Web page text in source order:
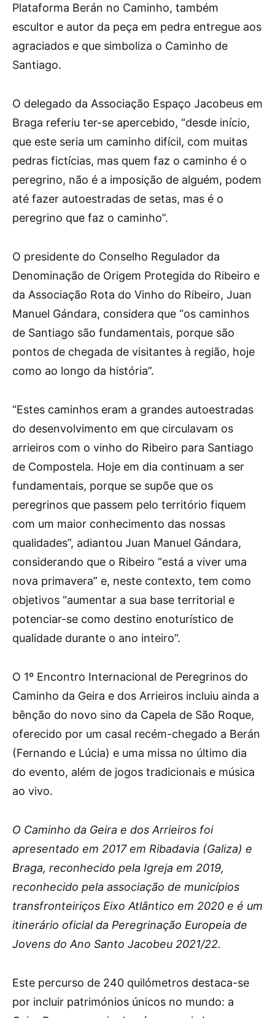
Plataforma Berán no Caminho, também
escultor e autor da peça em pedra entregue aos
agraciados e que simboliza o Caminho de
Santiago.
O delegado da Associação Espaço Jacobeus em
Braga referiu ter-se apercebido, “desde início,
que este seria um caminho difícil, com muitas
pedras fictícias, mas quem faz o caminho é o
peregrino, não é a imposição de alguém, podem
até fazer autoestradas de setas, mas é o
peregrino que faz o caminho”.
O presidente do Conselho Regulador da
Denominação de Origem Protegida do Ribeiro e
da Associação Rota do Vinho do Ribeiro, Juan
Manuel Gándara, considera que “os caminhos
de Santiago são fundamentais, porque são
pontos de chegada de visitantes à região, hoje
como ao longo da história”.
“Estes caminhos eram a grandes autoestradas
do desenvolvimento em que circulavam os
arrieiros com o vinho do Ribeiro para Santiago
de Compostela. Hoje em dia continuam a ser
fundamentais, porque se supõe que os
peregrinos que passem pelo território fiquem
com um maior conhecimento das nossas
qualidades”, adiantou Juan Manuel Gándara,
considerando que o Ribeiro “está a viver uma
nova primavera” e, neste contexto, tem como
objetivos “aumentar a sua base territorial e
potenciar-se como destino enoturístico de
qualidade durante o ano inteiro”.
O 1º Encontro Internacional de Peregrinos do
Caminho da Geira e dos Arrieiros incluiu ainda a
bênção do novo sino da Capela de São Roque,
oferecido por um casal recém-chegado a Berán
(Fernando e Lúcia) e uma missa no último dia
do evento, além de jogos tradicionais e música
ao vivo.
O Caminho da Geira e dos Arrieiros foi
apresentado em 2017 em Ribadavia (Galiza) e
Braga, reconhecido pela Igreja em 2019,
reconhecido pela associação de municípios
transfronteiriços Eixo Atlântico em 2020 e é um
itinerário oficial da Peregrinação Europeia de
Jovens do Ano Santo Jacobeu 2021/22.
Este percurso de 240 quilómetros destaca-se
por incluir patrimónios únicos no mundo: a